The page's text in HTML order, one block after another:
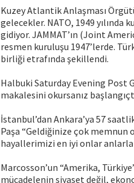
Kuzey Atlantik Anlaşması
gelecekler. NATO, 1949 yılında
gidiyor. JAMMAT’ın (Joint
resmen kuruluşu 1947’lerde.
birliği etrafında şekillendi.
Halbuki Saturday Evening Post
makalesini okursanız
İstanbul’dan Ankara’ya 57
Paşa “Geldiğinize çok memnun
hayallerimizi en iyi onlar
Marcosson’un “Amerika,
mücadelenin siyaset değil,